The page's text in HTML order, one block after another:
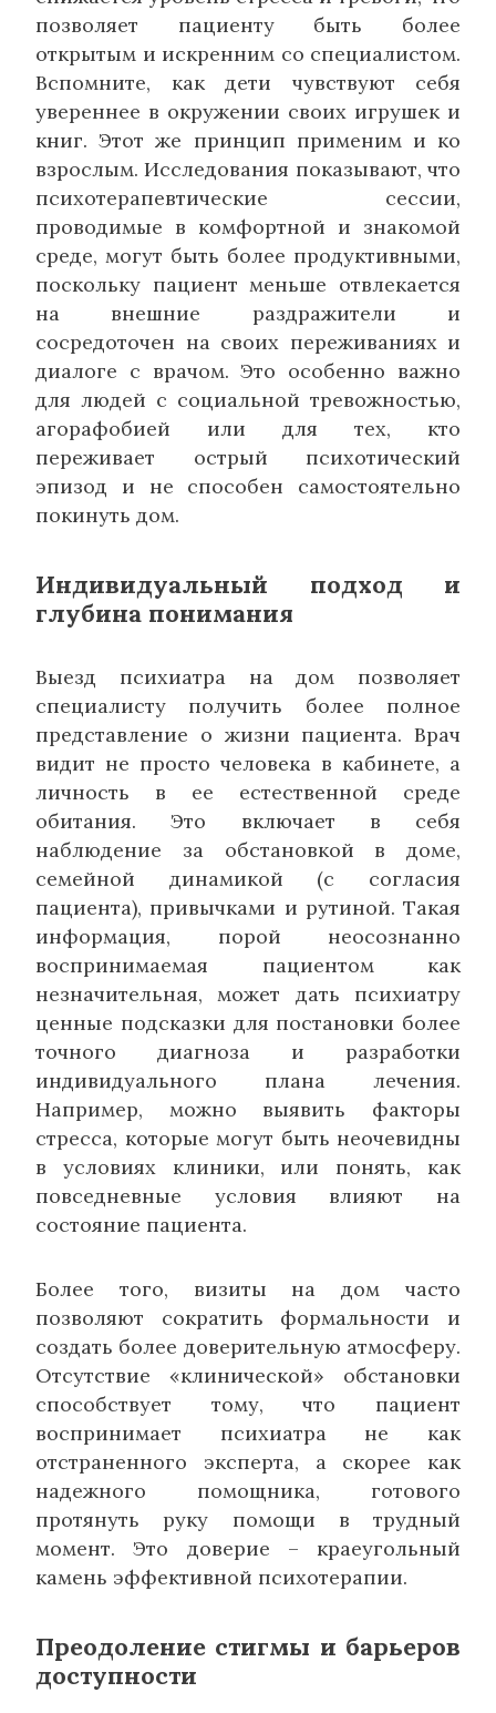
позволяет пациенту быть более
открытым и искренним со специалистом.
Вспомните, как дети чувствуют себя
увереннее в окружении своих игрушек и
книг. Этот же принцип применим и ко
взрослым. Исследования показывают, что
психотерапевтические сессии,
проводимые в комфортной и знакомой
среде, могут быть более продуктивными,
поскольку пациент меньше отвлекается
на внешние раздражители и
сосредоточен на своих переживаниях и
диалоге с врачом. Это особенно важно
для людей с социальной тревожностью,
агорафобией или для тех, кто
переживает острый психотический
эпизод и не способен самостоятельно
покинуть дом.
Индивидуальный подход и
глубина понимания
Выезд психиатра на дом позволяет
специалисту получить более полное
представление о жизни пациента. Врач
видит не просто человека в кабинете, а
личность в ее естественной среде
обитания. Это включает в себя
наблюдение за обстановкой в доме,
семейной динамикой (с согласия
пациента), привычками и рутиной. Такая
информация, порой неосознанно
воспринимаемая пациентом как
незначительная, может дать психиатру
ценные подсказки для постановки более
точного диагноза и разработки
индивидуального плана лечения.
Например, можно выявить факторы
стресса, которые могут быть неочевидны
в условиях клиники, или понять, как
повседневные условия влияют на
состояние пациента.
Более того, визиты на дом часто
позволяют сократить формальности и
создать более доверительную атмосферу.
Отсутствие «клинической» обстановки
способствует тому, что пациент
воспринимает психиатра не как
отстраненного эксперта, а скорее как
надежного помощника, готового
протянуть руку помощи в трудный
момент. Это доверие – краеугольный
камень эффективной психотерапии.
Преодоление стигмы и барьеров
доступности